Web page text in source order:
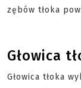
zębów tłoka
Głowica
Głowica tłoka